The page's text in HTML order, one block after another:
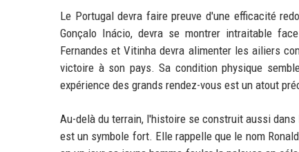
Le Portugal devra faire preuve d'une efficacité
Gonçalo Inácio, devra se montrer intraitable
Fernandes et Vitinha devra alimenter les ailiers
victoire à son pays. Sa condition physique
expérience des grands rendez-vous est un atout
Au-delà du terrain, l'histoire se construit aussi
est un symbole fort. Elle rappelle que le nom